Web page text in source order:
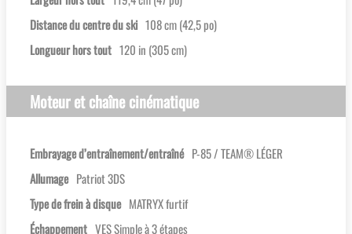
Distance du centre du ski 108 cm (42,5 po)
Longueur hors tout 120 in (305 cm)
Moteur et chaîne cinématique
Embrayage d’entraînement/entraîné P-85 / TEAM® LÉGER
Allumage Patriot 3DS
Type de frein à disque MATRYX furtif
Échappement VES Simple à 3 étapes